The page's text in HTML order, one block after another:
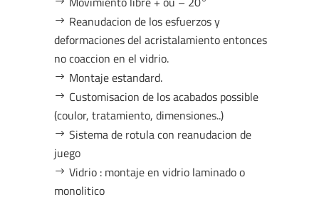
Reanudacion de los esfuerzos y
deformaciones del acristalamiento entonces
no coaccion en el vidrio.
Montaje estandard.
Customisacion de los acabados possible
(coulor, tratamiento, dimensiones..)
Sistema de rotula con reanudacion de
juego
Vidrio : montaje en vidrio laminado o
monolitico